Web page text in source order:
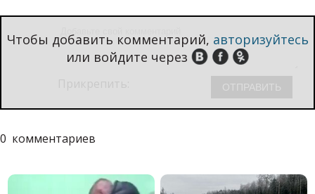
Чтобы добавить комментарий, авторизуйтесь
или войдите через
0 комментариев